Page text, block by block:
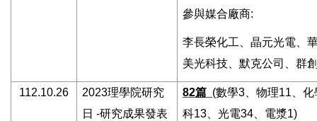
參與媒合廠商:
李長榮化工、晶元光電、
美光科技、默克公司、群
112.10.26 2023理學院研究
日 -研究成果發表
82篇 (數學3、物理11、
科13、光電34、電漿1)